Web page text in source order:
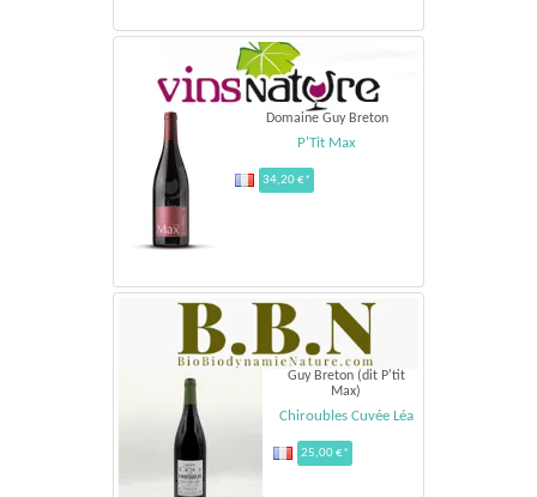
Domaine Guy Breton
P'Tit Max
34,20 €*
Guy Breton (dit P'tit
Max)
Chiroubles Cuvée Léa
25,00 €*